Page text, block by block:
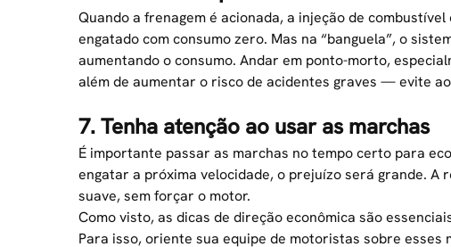
Quando a frenagem é acionada, a injeção de
engatado com consumo zero. Mas na “banguela”, o
aumentando o consumo. Andar em ponto-morto,
além de aumentar o risco de acidentes graves — evite
7. Tenha atenção ao usar as marchas
É importante passar as marchas no tempo certo para
engatar a próxima velocidade, o prejuízo será grande. A
suave, sem forçar o motor.
Como visto, as dicas de direção econômica são
Para isso, oriente sua equipe de motoristas sobre